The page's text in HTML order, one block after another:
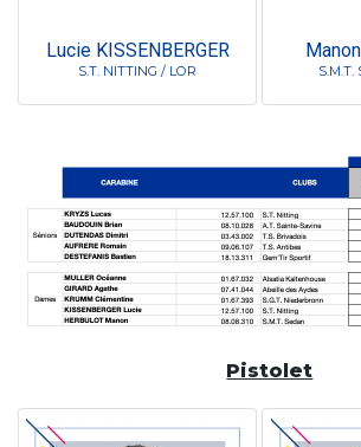
Lucie KISSENBERGER
S.T. NITTING / LOR
Pistolet